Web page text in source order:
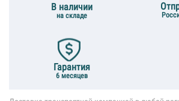
В наличии
на складе
Гарантия
6 месяцев